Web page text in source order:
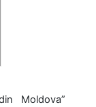
Moldova”